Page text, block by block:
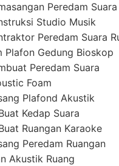
Peredam
Studio Musik
Peredam Suara
Plafon Gedung Bioskop
Peredam Suara
Foam
Plafond Akustik
Kedap Suara
Ruangan Karaoke
Peredam Ruangan
Akustik Ruang